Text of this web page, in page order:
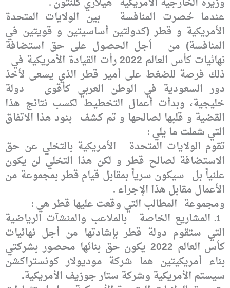
.
عندما حُصرت المنافسة بين الولايات المتحدة
الأمريكية و قطر (كدولتين أساسيتين و قويتين في
المنافسة) من أجل الحصول على حق استضافة
نهائيات كأس العالم 2022 رأت القيادة الأمريكية في
ذلك فرصة للضغط على أمير قطر الذي يسعى لأخذ
دور السعودية في الوطن العربي كأقوى دولة
خليجية، وبدأت أعمال التخطيط لكسب نتائج هذا
القضية و قلبها لصالحها و تم كشف بنود هذا الاتفاق
التي شملت ما يلي :
تقوم الولايات المتحدة الأمريكية بالتخلي عن حق
الاستضافة لصالح قطر و لكن هذا التخلي لن يكون
علنياً بل سيكون سرياً بمقابل قيام قطر بمجموعة من
الأعمال مقابل هذا الإجراء .
ومجموعة المطالب التي وقعت عليها قطر هي :
1ـ المشاريع الخاصة بالملاعب والمنشآت الرياضية
التي ستقوم دولة قطر بإشادتها من أجل نهائيات
كأس العالم 2022 يكون حق بنائها محصور بشركتي
بناء أمريكيتين هما شركة موديولار كونستراكشن
سيستم الأمريكية وشركة ستار جوزيف الأمريكية.